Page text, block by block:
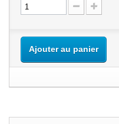
Ajouter au panier